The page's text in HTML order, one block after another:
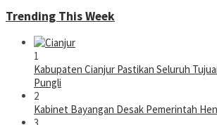
Trending This Week
1
Kabupaten Cianjur Pastikan Seluruh
Pungli
2
Kabinet Bayangan Desak Pemerintah